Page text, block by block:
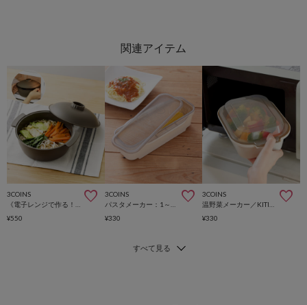
3COINS
¥550
3COINS
¥330
3COINS
¥330